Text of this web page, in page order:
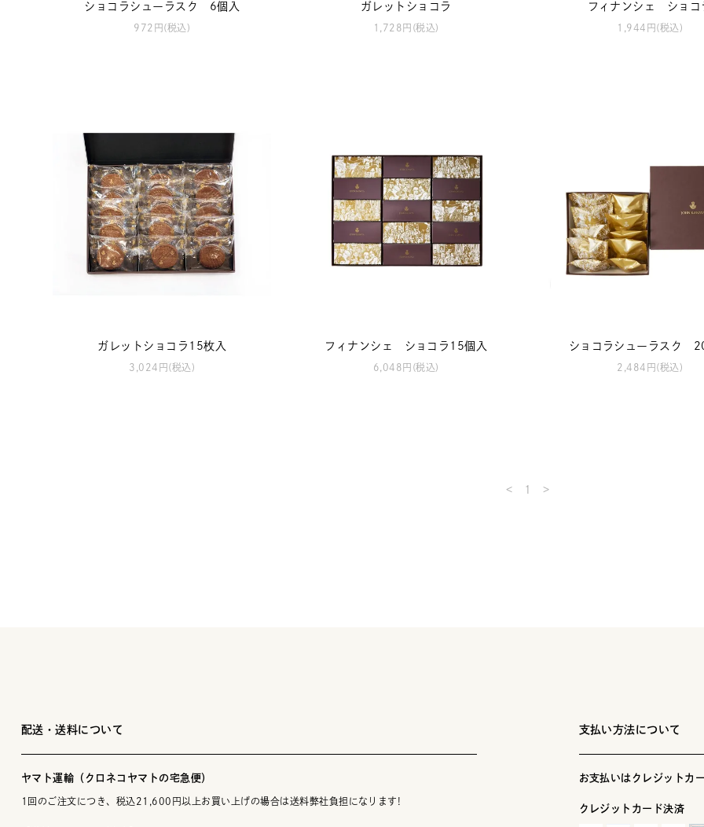
ショコラシューラスク 6個入
972円(税込)
ガレットショコラ
1,728円(税込)
フィナンシェ ショコ
1,944円(税込)
ガレットショコラ15枚入
3,024円(税込)
フィナンシェ ショコラ15個入
6,048円(税込)
ショコラシューラスク
2,484円(税込)
< 1 >
配送・送料について
ヤマト運輸（クロネコヤマトの宅急便）
1回のご注文につき、税込21,600円以上お買い上げの場合は送料弊社負担になります!
支払い方法について
お支払いはクレジットカ
クレジットカード決済